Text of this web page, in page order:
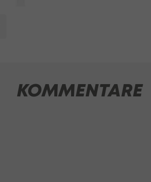
KOMMENTARE